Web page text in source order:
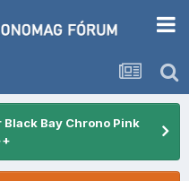
Bay Chrono Pink